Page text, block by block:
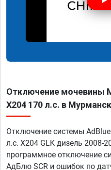
Отключение мочевины
X204 170 л.с. в
Отключение системы
л.с. X204 GLK дизель 2008-
программное отключение
АдБлю SCR и ошибок по